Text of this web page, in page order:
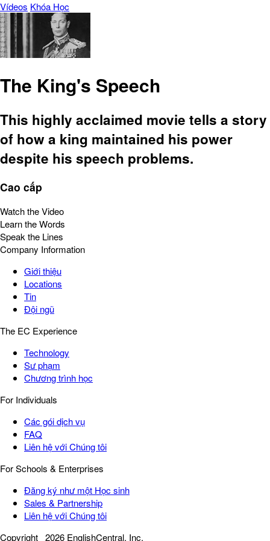
Vídeos Khóa Học
The King's Speech
This highly acclaimed movie tells a story
of how a king maintained his power
despite his speech problems.
Cao cấp
Watch the Video
Learn the Words
Speak the Lines
Company Information
Giới thiệu
Locations
Tin
Đội ngũ
The EC Experience
Technology
Sư phạm
Chương trình học
For Individuals
Các gói dịch vụ
FAQ
Liên hệ với Chúng tôi
For Schools & Enterprises
Đăng ký như một Học sinh
Sales & Partnership
Liên hệ với Chúng tôi
Copyright 2026 EnglishCentral, Inc.